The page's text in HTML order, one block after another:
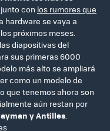
junto con los rumores que
hardware se vaya a
próximos meses.
diapositivas del
sus primeras 6000
más alto se ampliará
como un modelo de
que tenemos ahora son
aún restan por
y Antilles